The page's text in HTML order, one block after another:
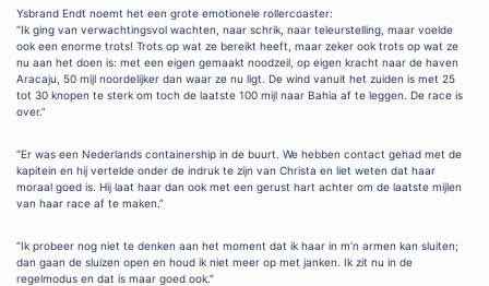
Ysbrand Endt noemt het een grote emotionele rollercoaster:
“Ik ging van verwachtingsvol wachten, naar schrik, naar teleurstelling, maar voelde
ook een enorme trots! Trots op wat ze bereikt heeft, maar zeker ook trots op wat ze
nu aan het doen is: met een eigen gemaakt noodzeil, op eigen kracht naar de haven
Aracaju, 50 mijl noordelijker dan waar ze nu ligt. De wind vanuit het zuiden is met 25
tot 30 knopen te sterk om toch de laatste 100 mijl naar Bahia af te leggen. De race is
over.”
“Er was een Nederlands containership in de buurt. We hebben contact gehad met de
kapitein en hij vertelde onder de indruk te zijn van Christa en liet weten dat haar
moraal goed is. Hij laat haar dan ook met een gerust hart achter om de laatste mijlen
van haar race af te maken.”
“Ik probeer nog niet te denken aan het moment dat ik haar in m’n armen kan sluiten;
dan gaan de sluizen open en houd ik niet meer op met janken. Ik zit nu in de
regelmodus en dat is maar goed ook.”